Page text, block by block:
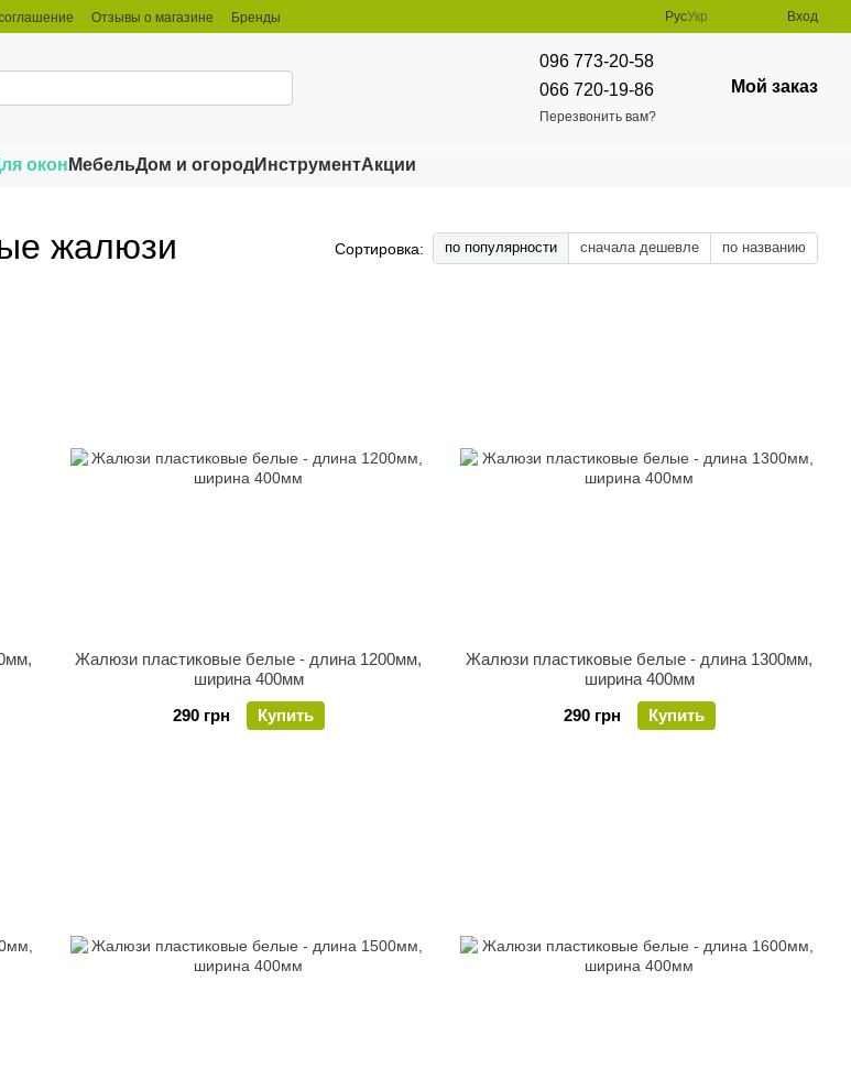
Отзывы о магазине Бренды РусУкр Вход
096 773-20-58
066 720-19-86
Перезвонить вам?
Мой заказ
окон МебельДом и огородИнструментАкции
жалюзи Сортировка: по популярности сначала дешевле по названию
Жалюзи пластиковые белые - длина 1200мм,
ширина 400мм
290 грн
Купить
Жалюзи пластиковые белые - длина 1300мм,
ширина 400мм
290 грн
Купить